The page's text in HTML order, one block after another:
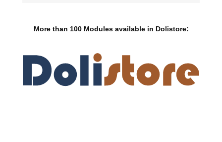
More than 100 Modules available in Dolistore: